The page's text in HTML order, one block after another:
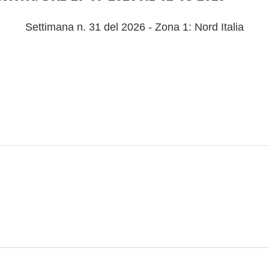
Settimana n. 31 del 2026 - Zona 1: Nord Italia